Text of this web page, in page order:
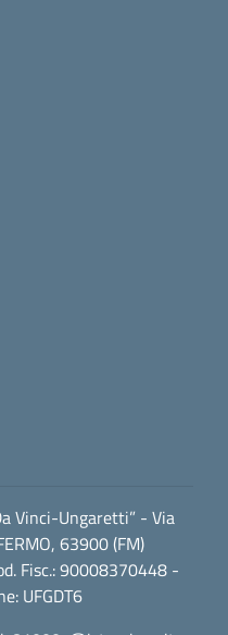
Vinci-Ungaretti” - Via
63900 (FM)
Fisc.: 90008370448 -
UFGDT6